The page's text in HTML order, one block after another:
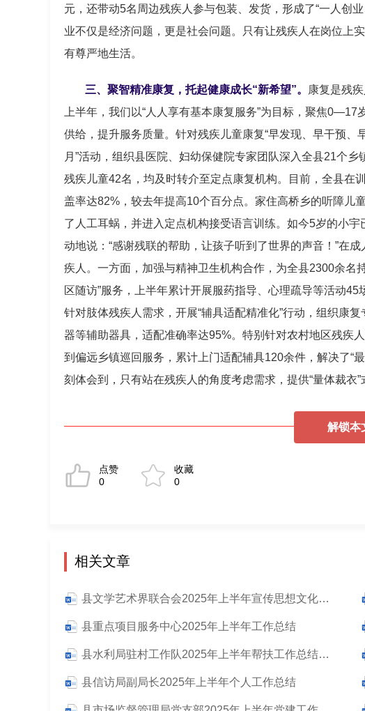
元，还带动5名周边残疾人参与包装、发货，形成了“一人创
业不仅是经济问题，更是社会问题。只有让残疾人在岗位上
有尊严地生活。
三、聚智精准康复，托起健康成长“新希望”。
康复是残
上半年，我们以“人人享有基本康复服务”为目标，聚焦
供给，提升服务质量。针对残疾儿童康复“早发现、早干预、
月”活动，组织县医院、妇幼保健院专家团队深入全县21个
残疾儿童42名，均及时转介至定点康复机构。目前，全县在
盖率达82%，较去年提高10个百分点。家住高桥乡的听障儿
了人工耳蜗，并进入定点机构接受语言训练。如今5岁的小
动地说：“感谢残联的帮助，让孩子听到了世界的声音！”在
疾人。一方面，加强与精神卫生机构合作，为全县2300余名
区随访”服务，上半年累计开展服药指导、心理疏导等活动
针对肢体残疾人需求，开展“辅具适配精准化”行动，组织康
器等辅助器具，适配准确率达95%。特别针对农村地区残疾
到偏远乡镇巡回服务，累计上门适配辅具120余件，解决了“
刻体会到，只有站在残疾人的角度考虑需求，提供“量体裁衣
解锁本
点赞
0
收藏
0
相关文章
县文学艺术界联合会2025年上半年宣传思想文化工作总结报告
县重点项目服务中心2025年上半年工作总结
县水利局驻村工作队2025年上半年帮扶工作总结报告
县信访局副局长2025年上半年个人工作总结